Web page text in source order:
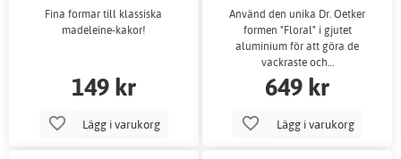
Fina formar till klassiska
madeleine-kakor!
149 kr
Lägg i varukorg
Använd den unika Dr. Oetker
formen "Floral" i gjutet
aluminium för att göra de
vackraste och…
649 kr
Lägg i varukorg